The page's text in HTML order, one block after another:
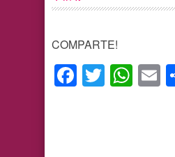
COMPARTE!
Facebook
Twitter